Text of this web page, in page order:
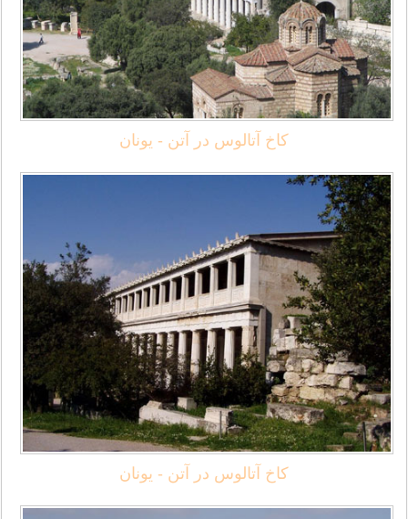
کاخ آتالوس در آتن - یونان
کاخ آتالوس در آتن - یونان